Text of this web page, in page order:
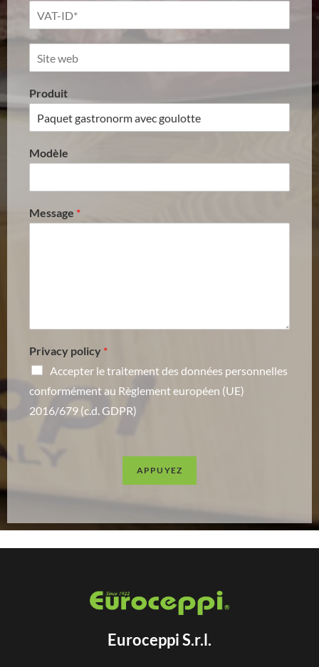
Produit
Modèle
Message *
Privacy policy *
Accepter le traitement des données personnelles
conformément au Règlement européen (UE)
2016/679 (c.d. GDPR)
APPUYEZ
Euroceppi S.r.l.